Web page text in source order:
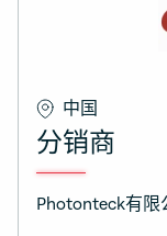
中国
分销商
Photonteck有限